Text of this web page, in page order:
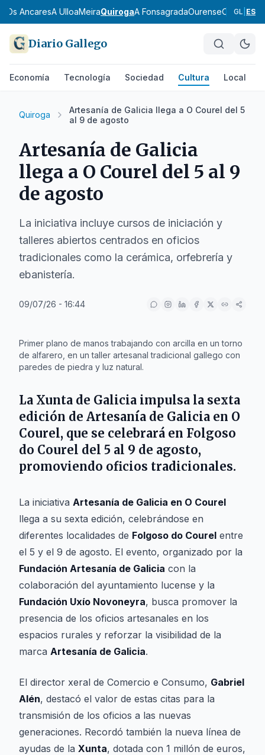
Os AncaresA UlloaMeiraQuirogaA FonsagradaOurenseO GL ES
Diario Gallego
Economía Tecnología Sociedad Cultura Local
Quiroga
Artesanía de Galicia llega a O Courel del 5
al 9 de agosto
Artesanía de Galicia
llega a O Courel del 5 al 9
de agosto
La iniciativa incluye cursos de iniciación y
talleres abiertos centrados en oficios
tradicionales como la cerámica, orfebrería y
ebanistería.
09/07/26 - 16:44
Primer plano de manos trabajando con arcilla en un torno
de alfarero, en un taller artesanal tradicional gallego con
paredes de piedra y luz natural.
La Xunta de Galicia impulsa la sexta
edición de Artesanía de Galicia en O
Courel, que se celebrará en Folgoso
do Courel del 5 al 9 de agosto,
promoviendo oficios tradicionales.
La iniciativa Artesanía de Galicia en O Courel
llega a su sexta edición, celebrándose en
diferentes localidades de Folgoso do Courel entre
el 5 y el 9 de agosto. El evento, organizado por la
Fundación Artesanía de Galicia con la
colaboración del ayuntamiento lucense y la
Fundación Uxío Novoneyra, busca promover la
presencia de los oficios artesanales en los
espacios rurales y reforzar la visibilidad de la
marca Artesanía de Galicia.
El director xeral de Comercio e Consumo, Gabriel
Alén, destacó el valor de estas citas para la
transmisión de los oficios a las nuevas
generaciones. Recordó también la nueva línea de
ayudas de la Xunta, dotada con 1 millón de euros,